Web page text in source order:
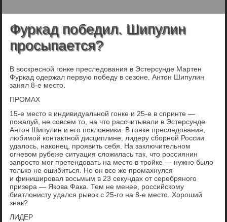
Фуркад победил. Шипулин
просыпается?
В воскресной гонке преследования в Эстерсунде Мартен
Фуркад одержал первую победу в сезоне. Антон Шипулин
занял 8-е место.
ПРОМАХ
15-е место в индивидуальной гонке и 25-е в спринте —
пожалуй, не совсем то, на что рассчитывали в Эстерсунде
Антон Шипулин и его поклонники. В гонке преследования,
любимой контактной дисциплине, лидеру сборной России
удалось, наконец, проявить себя. На заключительном
огневом рубеже ситуация сложилась так, что россиянин
запросто мог претендовать на место в тройке — нужно было
только не ошибиться. Но он все же промахнулся
и финишировал восьмым в 23 секундах от серебряного
призера — Якова Фака. Тем не менее, российскому
биатлонисту удался рывок с 25-го на 8-е место. Хороший
знак?
ЛИДЕР